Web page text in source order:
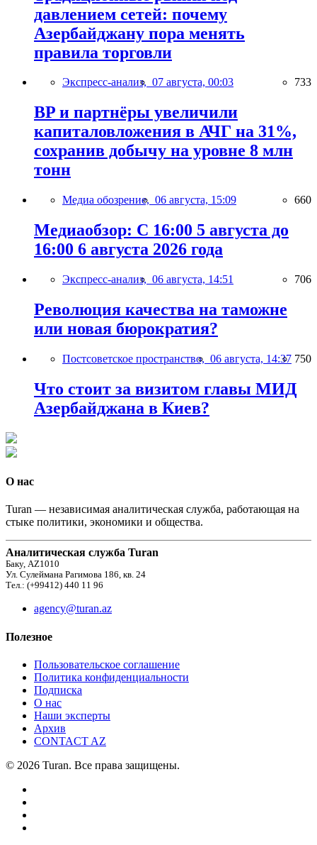
давлением сетей: почему
Азербайджану пора менять
правила торговли
Экспресс-анализ, 07 августа, 00:03 733
BP и партнёры увеличили
капиталовложения в АЧГ на 31%,
сохранив добычу на уровне 8 млн
тонн
Медиа обозрение, 06 августа, 15:09 660
Медиаобзор: С 16:00 5 августа до
16:00 6 августа 2026 года
Экспресс-анализ, 06 августа, 14:51 706
Революция качества на таможне
или новая бюрократия?
Постсоветское пространство, 06 августа, 14:37 750
Что стоит за визитом главы МИД
Азербайджана в Киев?
О нас
Turan — независимая аналитическая служба, работающая на
стыке политики, экономики и общества.
Аналитическая служба Turan
Баку, AZ1010
Ул. Сулеймана Рагимова 186, кв. 24
Тел.: (+99412) 440 11 96
agency@turan.az
Полезное
Пользовательское соглашение
Политика конфиденциальности
Подписка
О нас
Наши эксперты
Архив
CONTACT AZ
© 2026 Turan. Все права защищены.